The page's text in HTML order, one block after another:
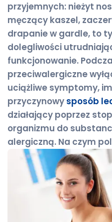
przyjemnych: nieżyt
męczący kaszel,
drapanie w gardle, to
dolegliwości
funkcjonowanie.
przeciwalergiczne
uciążliwe symptomy,
przyczynowy sposób
działający poprzez
organizmu do
alergiczną. Na czym